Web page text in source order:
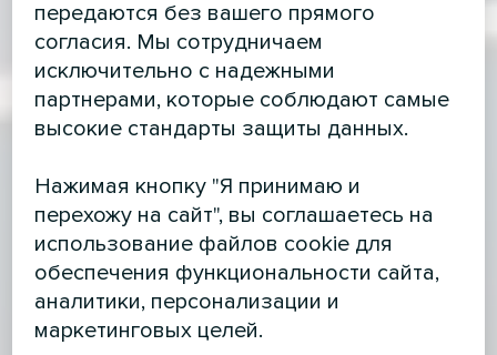
передаются без вашего прямого
согласия. Мы сотрудничаем
исключительно с надежными
партнерами, которые соблюдают самые
высокие стандарты защиты данных.
Нажимая кнопку "Я принимаю и
перехожу на сайт", вы соглашаетесь на
использование файлов cookie для
обеспечения функциональности сайта,
аналитики, персонализации и
маркетинговых целей.